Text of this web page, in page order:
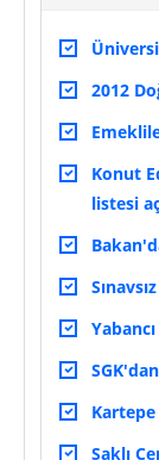
2012
Konut
listesi
Kartepe
Saklı